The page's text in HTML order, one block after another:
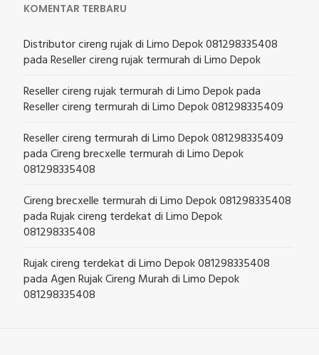
KOMENTAR TERBARU
Distributor cireng rujak di Limo Depok 081298335408
padaReseller cireng rujak termurah di Limo Depok
Reseller cireng rujak termurah di Limo Depokpada
Reseller cireng termurah di Limo Depok 081298335409
Reseller cireng termurah di Limo Depok 081298335409
padaCireng brecxelle termurah di Limo Depok
081298335408
Cireng brecxelle termurah di Limo Depok 081298335408
padaRujak cireng terdekat di Limo Depok
081298335408
Rujak cireng terdekat di Limo Depok 081298335408
padaAgen Rujak Cireng Murah di Limo Depok
081298335408